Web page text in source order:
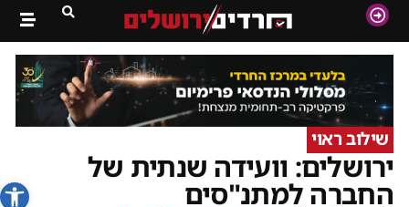
פתח
שילוב ראוי
ירושלים: וועידה שנתית של
החברה למתנ"סים